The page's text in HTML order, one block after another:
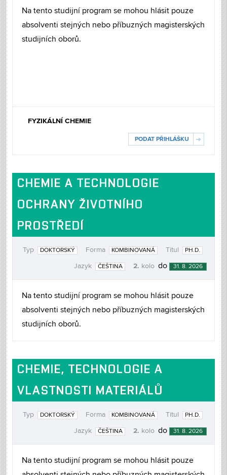
Na tento studijní program se mohou hlásit pouze
absolventi stejných nebo příbuzných magisterských
studijních oborů.
FYZIKÁLNÍ CHEMIE
PODAT PŘIHLÁŠKU
CHEMIE A TECHNOLOGIE
OCHRANY ŽIVOTNÍHO
PROSTŘEDÍ
Typ DOKTORSKÝ Forma KOMBINOVANÁ Titul PH.D.
Jazyk ČEŠTINA 2. kolo do 31. 8. 2026
Na tento studijní program se mohou hlásit pouze
absolventi stejných nebo příbuzných magisterských
studijních oborů.
CHEMIE, TECHNOLOGIE A
VLASTNOSTI MATERIÁLŮ
Typ DOKTORSKÝ Forma KOMBINOVANÁ Titul PH.D.
Jazyk ČEŠTINA 2. kolo do 31. 8. 2026
Na tento studijní program se mohou hlásit pouze